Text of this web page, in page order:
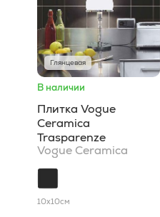
Глянцевая
В наличии
Плитка Vogue
Ceramica
Trasparenze
Vogue Ceramica
10x10см